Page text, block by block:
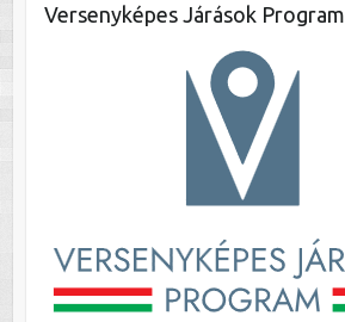
Versenyképes Járások Program